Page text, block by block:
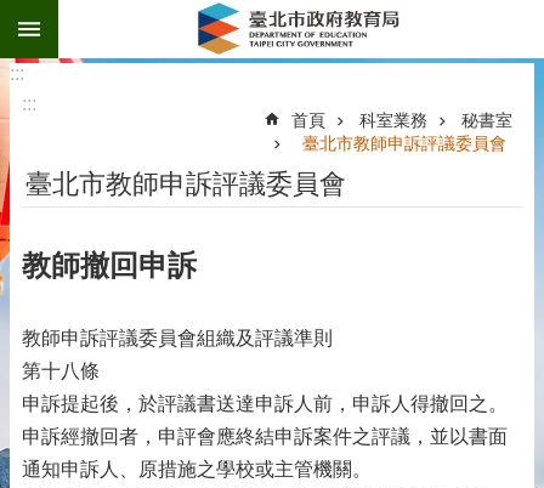
跳到主要內容區塊
:::
:::
首頁 科室業務
秘書室
臺北市教師申訴評議委員會
臺北市教師申訴評議委員會
教師撤回申訴
教師申訴評議委員會組織及評議準則
第十八條
申訴提起後，於評議書送達申訴人前，申訴人得撤回之。
申訴經撤回者，申評會應終結申訴案件之評議，並以書面
通知申訴人、原措施之學校或主管機關。